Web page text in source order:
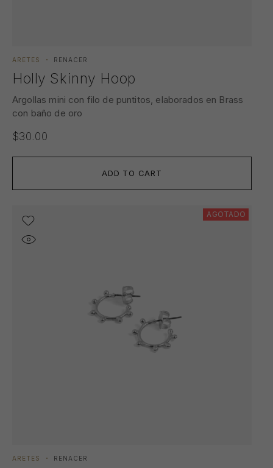
ADD TO CART
ARETES RENACER
Holly Skinny Hoop
Argollas mini con filo de puntitos, elaborados en Brass
con baño de oro
$30.00
AGOTADO
ARETES RENACER